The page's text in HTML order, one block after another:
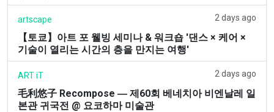
artscape 2 days ago
【토쿄】아트 포 웰빙 세미나 & 워크숍 '댄스 × 케어 ×
기술이 열리는 시간의 층을 만지는 여행'
ART iT 2 days ago
毛利悠子 Recompose ― 제60회 베네치아 비엔날레 일
본관 귀국전 @ 요코하마 미술관